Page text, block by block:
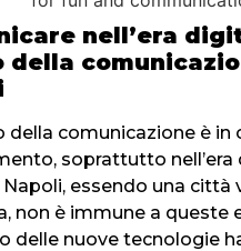
nell’era
della
della comunicazione è in
soprattutto nell’era
essendo una città
non è immune a queste
delle nuove tecnologie